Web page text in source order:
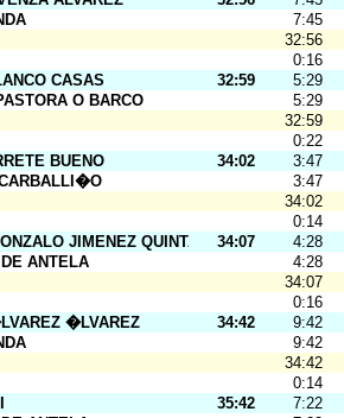
7:45
32:56
0:16
CASAS 32:59
5:29
O BARCO
5:29
32:59
0:22
BUENO 34:02
3:47
3:47
34:02
0:14
JIMENEZ QUINTANA34:07
4:28
ANTELA
4:28
34:07
0:16
�LVAREZ 34:42
9:42
9:42
34:42
0:14
35:42
7:22